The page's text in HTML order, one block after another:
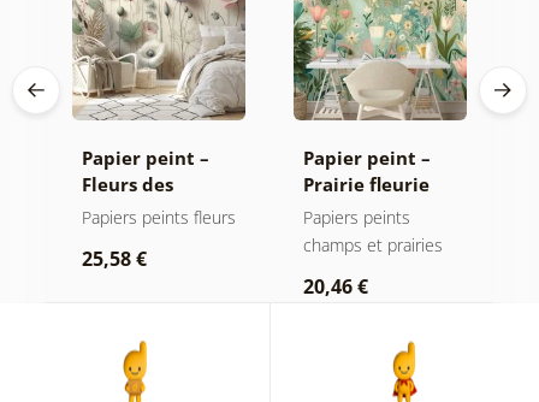
Papier peint –
Fleurs des
champs pastel
Papiers peints fleurs
25,58 €
Papier peint –
Prairie fleurie
pastel
Papiers peints
champs et prairies
20,46 €